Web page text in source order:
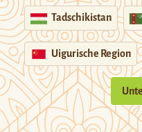
Tadschikistan
Uigurische Region